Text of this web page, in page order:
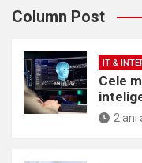
Column Post
IT &
Cele
2 ani